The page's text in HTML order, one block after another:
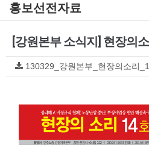
홍보선전자료
[강원본부 소식지] 현장의
130329_강원본부_현장의소리